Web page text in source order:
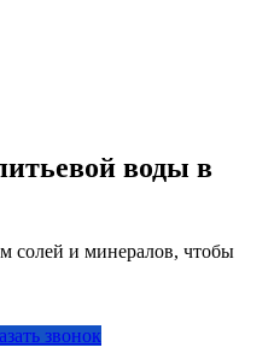
воды в
солей и минералов, чтобы
звонок